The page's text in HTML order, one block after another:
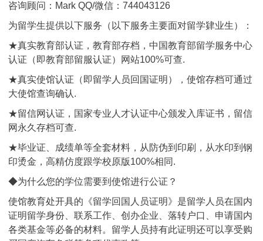
咨询顾问：Mark QQ/微信：744043126
为留学生提供以下服务（以下服务主要面对留学肄业生）：
★真实教育部认证，教育部存档，中国教育部留学服务中心
认证（即教育部留服认证）网站100%可查.
★真实使馆认证（即留学人员回国证明），使馆存档可通过
大使馆查询确认.
★留信网认证，国家专业人才认证中心颁发入库证书，留信
网永久存档可查.
★毕业证、成绩单等全套材料，从防伪到印刷，从水印到钢
印烫金，高精仿度跟学校原版100%相同.
◆为什么您的学位需要到使馆进行公证？
使馆教育处开具的《留学回国人员证明》是留学人员在国内
证明留学身份、联系工作、创办企业、落转户口、申请国内
各类基金等必备的材料。留学人员持有此证明还可以享受购